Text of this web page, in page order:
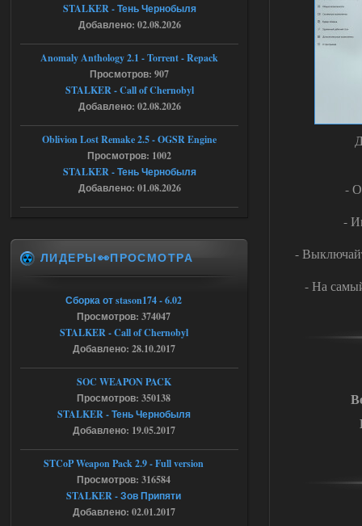
-
-
-
- На
Доступно только для пользователей
Ответить ➤
05.08.2026
Тайна Зоны - Remaster 2026
патч я установил после
установки мода, да, ладно,
наверное вы правы придется ожидать
Stalker-Mods-Clan-su
Ответить ➤
05.08.2026
AndreySA
[05.08.26
20:23:10.934] [17468]
FATAL ERROR
[error]Expression : FATAL ERROR
[error]Function :
CScriptEngine::lua_pcall_failed
[error]File : D:\a\OGSR-
Engine\OGSR-
Engine\ogsr_engine\COMMON_AI\scrip
STALKER - Тень Чернобыля
Добавлено: 02.08.2026
Anomaly Anthology 2.1 - Torrent - Repack
Просмотров: 907
STALKER - Call of Chernobyl
Добавлено: 02.08.2026
Oblivion Lost Remake 2.5 - OGSR Engine
Просмотров: 1002
STALKER - Тень Чернобыля
Добавлено: 01.08.2026
ЛИДЕРЫ👀ПРОСМОТРА
Сборка от stason174 - 6.02
Просмотров: 374047
STALKER - Call of Chernobyl
Добавлено: 28.10.2017
SOC WEAPON PACK
Просмотров: 350138
STALKER - Тень Чернобыля
Добавлено: 19.05.2017
STCoP Weapon Pack 2.9 - Full version
Просмотров: 316584
STALKER - Зов Припяти
Добавлено: 02.01.2017